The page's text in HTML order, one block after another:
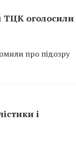
ТЦК оголосили
про підозру
і